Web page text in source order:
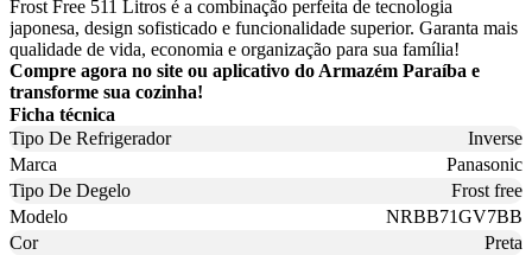
Frost Free 511 Litros é a combinação perfeita de tecnologia
japonesa, design sofisticado e funcionalidade superior. Garanta mais
qualidade de vida, economia e organização para sua família!
Compre agora no site ou aplicativo do Armazém Paraíba e
transforme sua cozinha!
Ficha técnica
Tipo De Refrigerador
Inverse
Marca
Panasonic
Tipo De Degelo
Frost free
Modelo
NRBB71GV7BB
Cor
Preta